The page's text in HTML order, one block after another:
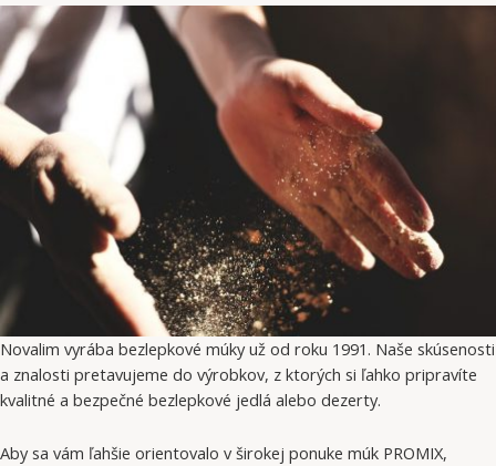
Novalim vyrába bezlepkové múky už od roku 1991. Naše skúsenosti
a znalosti pretavujeme do výrobkov, z ktorých si ľahko pripravíte
kvalitné a bezpečné bezlepkové jedlá alebo dezerty.
Aby sa vám ľahšie orientovalo v širokej ponuke múk PROMIX,